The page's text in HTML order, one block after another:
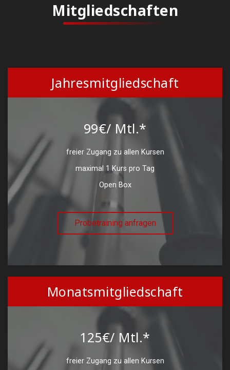
Mitgliedschaften
Jahresmitgliedschaft
99€/ Mtl.*
freier Zugang zu allen Kursen
maximal 1 Kurs pro Tag
Open Box
Probetraining anfragen
Monatsmitgliedschaft
125€/ Mtl.*
freier Zugang zu allen Kursen